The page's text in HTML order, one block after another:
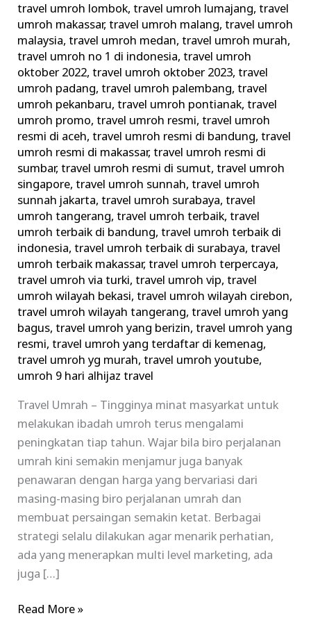
travel umroh lombok,travel umroh lumajang,travel
umroh makassar,travel umroh malang,travel umroh
malaysia,travel umroh medan,travel umroh murah,
travel umroh no 1 di indonesia,travel umroh
oktober 2022,travel umroh oktober 2023,travel
umroh padang,travel umroh palembang,travel
umroh pekanbaru,travel umroh pontianak,travel
umroh promo,travel umroh resmi,travel umroh
resmi di aceh,travel umroh resmi di bandung,travel
umroh resmi di makassar,travel umroh resmi di
sumbar,travel umroh resmi di sumut,travel umroh
singapore,travel umroh sunnah,travel umroh
sunnah jakarta,travel umroh surabaya,travel
umroh tangerang,travel umroh terbaik,travel
umroh terbaik di bandung,travel umroh terbaik di
indonesia,travel umroh terbaik di surabaya,travel
umroh terbaik makassar,travel umroh terpercaya,
travel umroh via turki,travel umroh vip,travel
umroh wilayah bekasi,travel umroh wilayah cirebon,
travel umroh wilayah tangerang,travel umroh yang
bagus,travel umroh yang berizin,travel umroh yang
resmi,travel umroh yang terdaftar di kemenag,
travel umroh yg murah,travel umroh youtube,
umroh 9 hari alhijaz travel
Travel Umrah – Tingginya minat masyarkat untuk
melakukan ibadah umroh terus mengalami
peningkatan tiap tahun. Wajar bila biro perjalanan
umrah kini semakin menjamur juga banyak
penawaran dengan harga yang bervariasi dari
masing-masing biro perjalanan umrah dan
membuat persaingan semakin ketat. Berbagai
strategi selalu dilakukan agar menarik perhatian,
ada yang menerapkan multi level marketing, ada
juga […]
Read More »